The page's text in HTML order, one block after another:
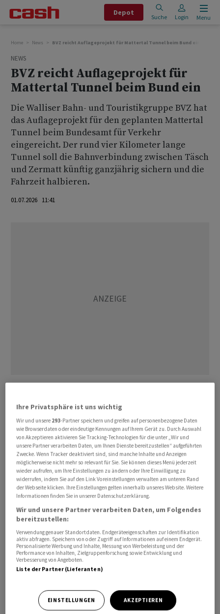
Depot
Suche Login Menu
Home News BVZ reicht Auflageprojekt für Mattertal Tunnel beim Bund ein
NEWS
BVZ reicht Auflageprojekt für
Mattertal Tunnel beim Bund ein
Die Walliser Bahn- und Touristikgruppe BVZ hat
das Auflageprojekt für den geplanten Mattertal
Tunnel beim Bundesamt für Verkehr
eingereicht. Der rund vier Kilometer lange
Tunnel soll die Bahnverbindung zwischen Täsch
und Zermatt künftig ganzjährig sichern und die
Fahrzeit halbieren.
01.07.2026 11:41
finanziert werden, wie das Unternehmen am Mittwoch
mitteilte. Der Bau soll im Jahr 2028 beginnen und mit
der Eröffnung des Tunnels wird für das Jahr 2035
gerechnet.
awp-robot/cg/hr
(AWP)
Ihre Privatsphäre ist uns wichtig
Wir und unsere 293-Partner speichern und greifen auf personenbezogene Daten
wie Browserdaten oder eindeutige Kennungen auf Ihrem Gerät zu. Durch Auswahl
von Akzeptieren aktivieren Sie Tracking-Technologien für die unter „Wir und
unsere Partner verarbeiten Daten, um Ihnen Dienste bereitzustellen“ aufgeführten
Zwecke. Wenn Tracker deaktiviert sind, sind manche Inhalte und Anzeigen
möglicherweise nicht mehr so relevant für Sie. Sie können dieses Menü jederzeit
wieder aufrufen, um Ihre Einstellungen zu ändern oder Ihre Einwilligung zu
widerrufen, indem Sie auf den Link Voreinstellungen verwalten am unteren Rand
der Webseite klicken. Ihre Einstellungen gelten innerhalb unseres Website. Weitere
Informationen finden Sie in unserer Datenschutzerklärung.
Wir und unsere Partner verarbeiten Daten, um Folgendes
bereitzustellen:
Verwendung genauer Standortdaten. Endgeräteeigenschaften zur Identifikation
aktiv abfragen. Speichern von oder Zugriff auf Informationen auf einem Endgerät.
Personalisierte Werbung und Inhalte, Messung von Werbeleistung und der
Performance von Inhalten, Zielgruppenforschung sowie Entwicklung und
Verbesserung von Angeboten.
Liste der Partner (Lieferanten)
EINSTELLUNGEN AKZEPTIEREN